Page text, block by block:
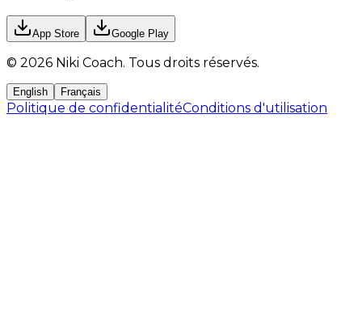
App Store Google Play
© 2026 Niki Coach. Tous droits réservés.
English Français
Politique de confidentialitéConditions d'utilisation